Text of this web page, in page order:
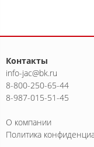
Контакты
info-jac@bk.ru
8-800-250-65-44
8-987-015-51-45
О компании
Политика